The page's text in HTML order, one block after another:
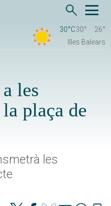
30°C30°
26°
Illes Balears
les
plaça de
les